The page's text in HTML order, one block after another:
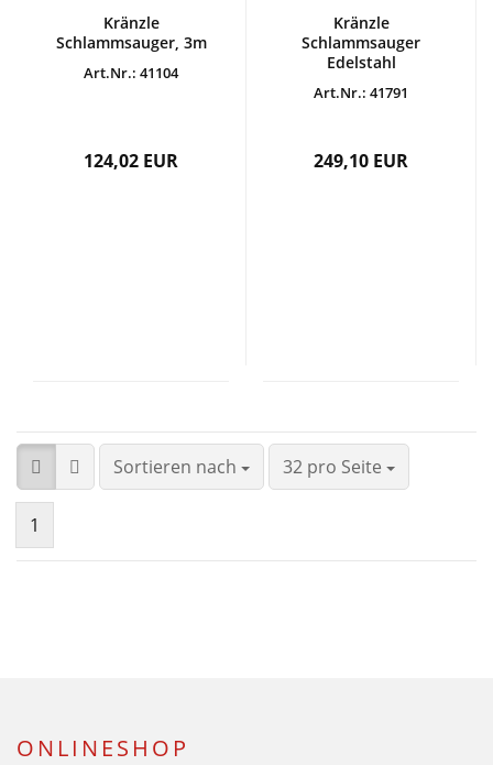
Kränzle
Schlammsauger, 3m
Art.Nr.: 41104
124,02 EUR
Kränzle
Schlammsauger
Edelstahl
Art.Nr.: 41791
249,10 EUR
Sortieren nach 32 pro Seite
1
ONLINESHOP